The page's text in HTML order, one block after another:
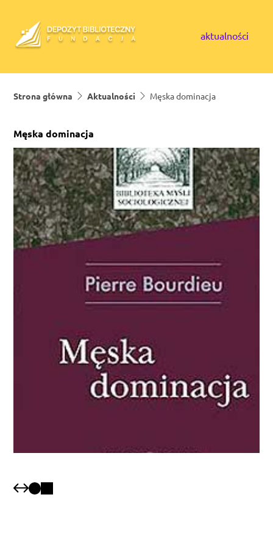
aktualności
Strona główna Aktualności Męska dominacja
Męska dominacja